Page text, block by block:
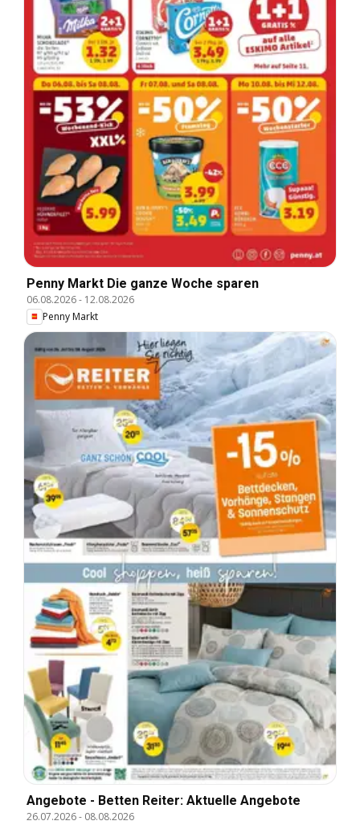
Penny Markt Die ganze Woche sparen
06.08.2026- 12.08.2026
Penny Markt
Angebote - Betten Reiter: Aktuelle Angebote
26.07.2026- 08.08.2026